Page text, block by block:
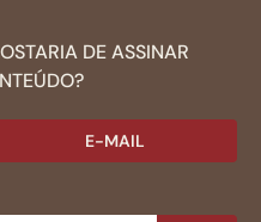
DE ASSINAR
E-MAIL